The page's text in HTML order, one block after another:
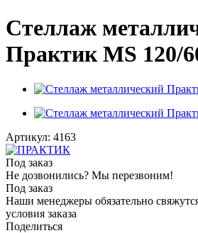
Стеллаж
Практик MS 120/
Артикул: 4163
Под заказ
Не дозвонились? Мы перезвоним!
Под заказ
Наши менеджеры обязательно
условия заказа
Поделиться